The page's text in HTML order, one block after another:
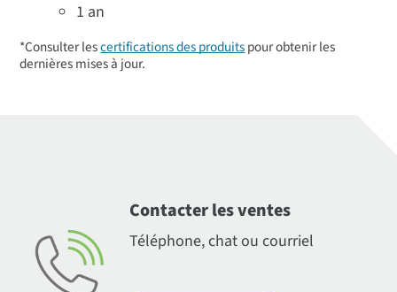
1 an
*Consulter lescertifications des produitspour obtenir les
dernières mises à jour.
Contacter les ventes
Téléphone, chat ou courriel